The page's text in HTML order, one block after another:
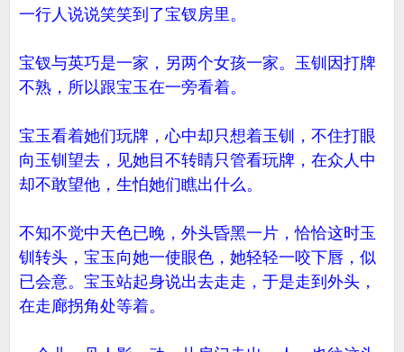
一行人说说笑笑到了宝钗房里。
宝钗与英巧是一家，另两个女孩一家。玉钏因打牌
不熟，所以跟宝玉在一旁看着。
宝玉看着她们玩牌，心中却只想着玉钏，不住打眼
向玉钏望去，见她目不转睛只管看玩牌，在众人中
却不敢望他，生怕她们瞧出什么。
不知不觉中天色已晚，外头昏黑一片，恰恰这时玉
钏转头，宝玉向她一使眼色，她轻轻一咬下唇，似
已会意。宝玉站起身说出去走走，于是走到外头，
在走廊拐角处等着。